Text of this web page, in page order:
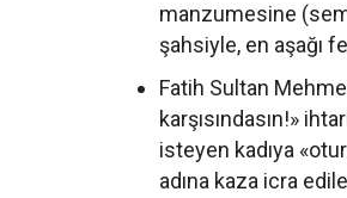
manzumesine
şahsiyle, en aşağı
Fatih Sultan
karşısındasın!»
isteyen kadıya
adına kaza icra